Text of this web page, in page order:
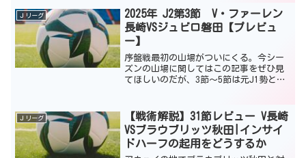
という感情的な熱量の高さがみられた反
面、試合展開としては...
Ｊリーグ
2025年 J2第3節 V・ファーレン
長崎VSジュビロ磐田【プレビュ
ー】
序盤戦最初の山場がついにくる。今シー
ズンの山場に関してはこの記事をぜひ見
てほしいのだが、3節～5節は元J1勢との
田だ。V・ファーレン長崎は2節を終了し
て1勝1分けであ...
Ｊリーグ
【戦術解説】31節レビュー V長崎
VSブラウブリッツ秋田|インサイ
ドハーフの起用をどうするか